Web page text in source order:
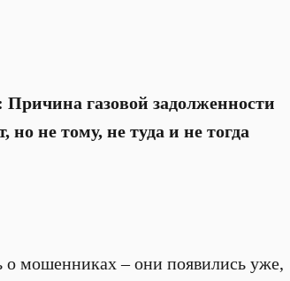
газовой задолженности
но не тому, не туда и не тогда
мошенниках – они появились уже,